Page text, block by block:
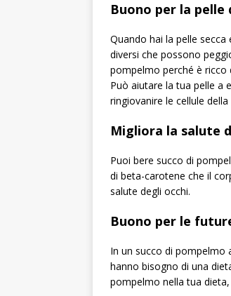
Buono per la pelle
Quando hai la pelle
diversi che possono
pompelmo perché è ricco
Può aiutare la tua pelle a
ringiovanire le cellule
Migliora la salute
Puoi bere succo di
di beta-carotene che il
salute degli occhi.
Buono per le
In un succo di pompelmo
hanno bisogno di una
pompelmo nella tua